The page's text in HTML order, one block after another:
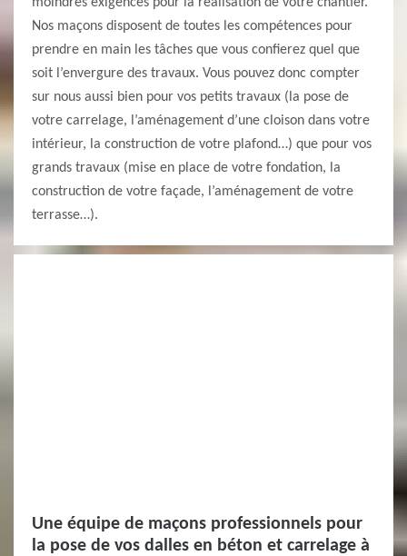
Nos maçons disposent de toutes les compétences pour
prendre en main les tâches que vous confierez quel que
soit l’envergure des travaux. Vous pouvez donc compter
sur nous aussi bien pour vos petits travaux (la pose de
votre carrelage, l’aménagement d’une cloison dans votre
intérieur, la construction de votre plafond…) que pour vos
grands travaux (mise en place de votre fondation, la
construction de votre façade, l’aménagement de votre
terrasse…).
Une équipe de maçons professionnels pour
la pose de vos dalles en béton et carrelage à